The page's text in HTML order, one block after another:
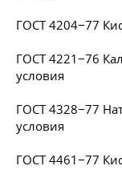
ГОСТ 4204−77
ГОСТ 4221−76
условия
ГОСТ 4328−77
условия
ГОСТ 4461−77